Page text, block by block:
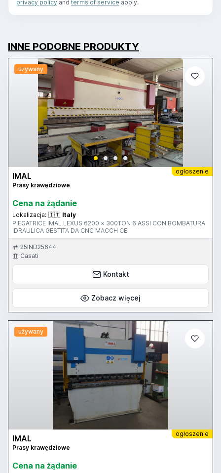
privacy policy and terms of service apply.
INNE PODOBNE PRODUKTY
używany
ogłoszenie
IMAL
Prasy krawędziowe
Cena na żądanie
Lokalizacja: 🇮🇹 Italy
PIEGATRICE IMAL LEXUS 6200 × 300TON 6 ASSI CON BOMBATURA
IDRAULICA GESTITA DA CNC MACCH CE
25IND25644
Casati
Kontakt
Zobacz więcej
używany
ogłoszenie
IMAL
Prasy krawędziowe
Cena na żądanie